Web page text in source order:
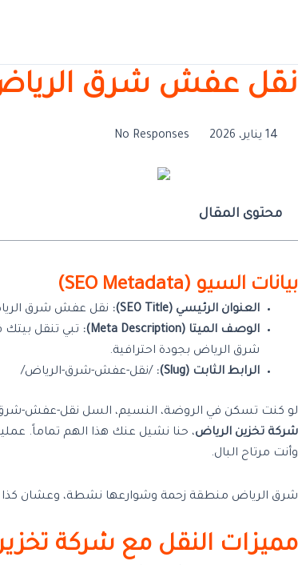
نقل عفش شرق الرياض:
14 يناير، 2026 No Responses
محتوى المقال
بيانات السيو (SEO Metadata)
العنوان الرئيسي (SEO Title):
نقل عفش شرق الرياض | شركة
الوصف الميتا (Meta Description):
تبي تنقل
شرق الرياض بجودة احترافية.
الرابط الثابت (Slug):
/نقل-عفش-شرق-الرياض/
لو كنت تسكن في الروضة، النسيم، السل نقل-عفش-
شركة تخزين الرياض، حنا نشيل عنك هذا الهم تماماً.
وأنت مرتاح البال.
شرق الرياض منطقة زحمة وشوارعها نشطة، وعشان كذا
مميزات النقل مع شركة